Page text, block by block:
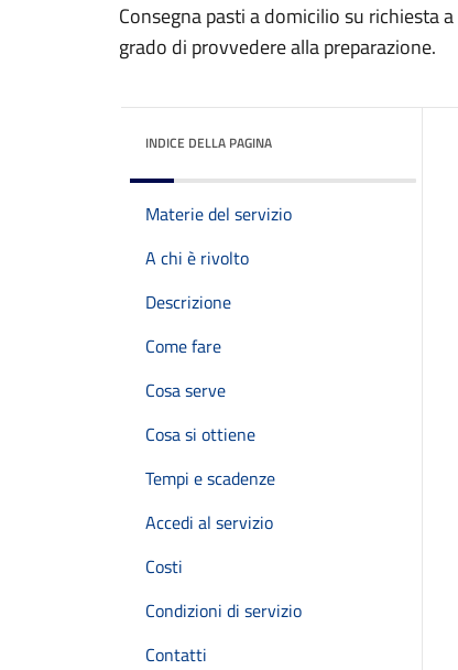
Consegna pasti a domicilio su richiesta
grado di provvedere alla preparazione.
INDICE DELLA PAGINA
Materie del servizio
A chi è rivolto
Descrizione
Come fare
Cosa serve
Cosa si ottiene
Tempi e scadenze
Accedi al servizio
Costi
Condizioni di servizio
Contatti